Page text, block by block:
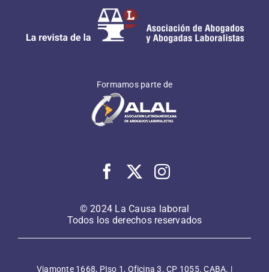
Formamos parte de
© 2024 La Causa laboral
Todos los derechos reservados
Viamonte 1668, PIso 1, Oficina 3. CP 1055. CABA. |